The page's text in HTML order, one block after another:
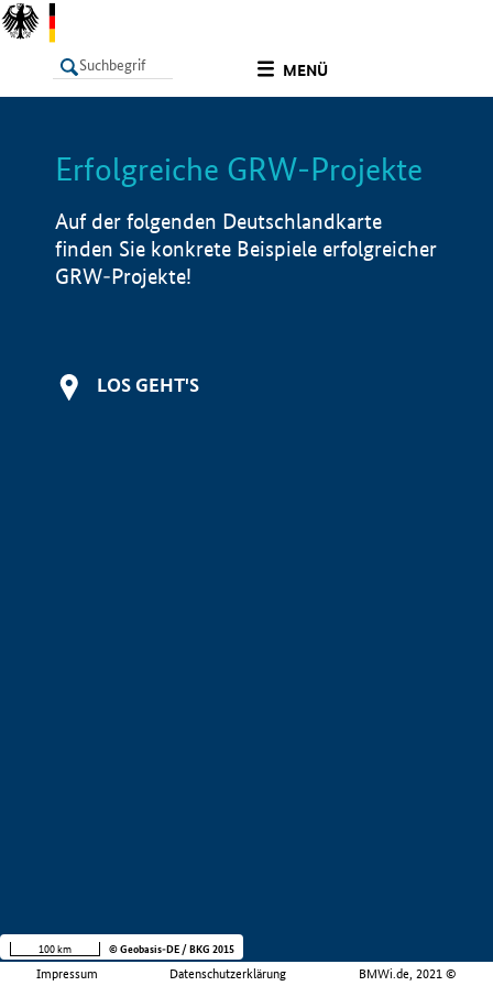
MENÜ
LISTE Info
Erfolgreiche GRW-Projekte
Auf der folgenden Deutschlandkarte
finden Sie konkrete Beispiele erfolgreicher
GRW-Projekte!
LOS GEHT'S
Impressum Datenschutzerklärung BMWi.de, 2021 ©
100 km © Geobasis-DE / BKG 2015